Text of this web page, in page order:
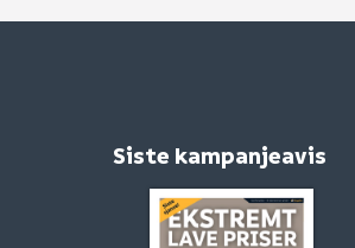
Siste kampanjeavis